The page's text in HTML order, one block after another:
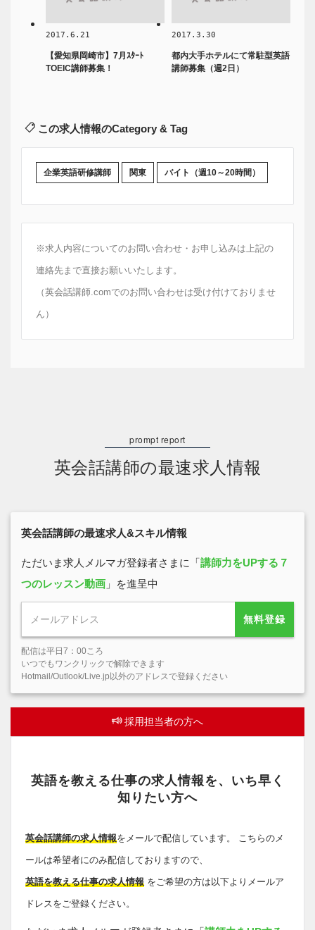
2017.6.21
【愛知県岡崎市】7月ｽﾀｰﾄ
TOEIC講師募集！
2017.3.30
都内大手ホテルにて常駐型英語
講師募集（週2日）
この求人情報のCategory & Tag
企業英語研修講師 関東 バイト（週10～20時間）
※求人内容についてのお問い合わせ・お申し込みは上記の
連絡先まで直接お願いいたします。
（英会話講師.comでのお問い合わせは受け付けておりませ
ん）
英会話講師の最速求人情報
英会話講師の最速求人&スキル情報
ただいま求人メルマガ登録者さまに「講師力をUPする７
つのレッスン動画 」を進呈中
無料登録
配信は平日7：00ころ
いつでもワンクリックで解除できます
Hotmail/Outlook/Live.jp以外のアドレスで登録ください
採用担当者の方へ
英語を教える仕事の求人情報を、いち早く
知りたい方へ
英会話講師の求人情報をメールで配信しています。 こちらのメ
ールは希望者にのみ配信しておりますので、
英語を教える仕事の求人情報 をご希望の方は以下よりメールア
ドレスをご登録ください。